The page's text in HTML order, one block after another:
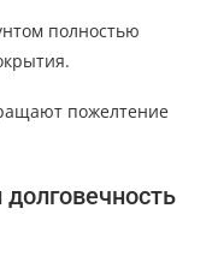
полностью
пожелтение